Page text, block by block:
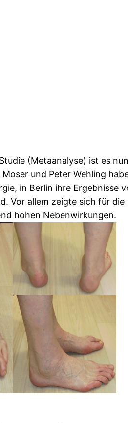
(Metaanalyse) ist es
und Peter Wehling
in Berlin ihre Ergebnisse
Vor allem zeigte sich für
hohen Nebenwirkungen.